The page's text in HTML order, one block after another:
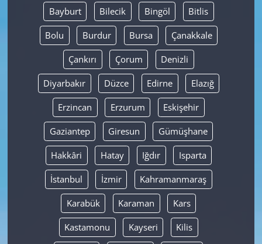
Bayburt Bilecik Bingöl Bitlis
Bolu Burdur Bursa Çanakkale
Çankırı Çorum Denizli
Diyarbakır Düzce Edirne Elazığ
Erzincan Erzurum Eskişehir
Gaziantep Giresun Gümüşhane
Hakkâri Hatay Iğdır Isparta
İstanbul İzmir Kahramanmaraş
Karabük Karaman Kars
Kastamonu Kayseri Kilis